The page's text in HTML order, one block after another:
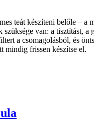
teát készíteni belőle
szüksége van: a
a csomagolásból, és
mindig frissen készítse el.